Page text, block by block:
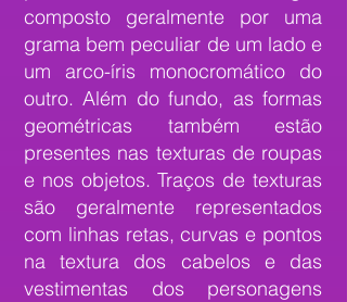
composto geralmente por uma
grama bem peculiar de um lado e
um arco-íris monocromático do
outro. Além do fundo, as formas
geométricas também estão
presentes nas texturas de roupas
e nos objetos. Traços de texturas
são geralmente representados
com linhas retas, curvas e pontos
na textura dos cabelos e das
vestimentas dos personagens